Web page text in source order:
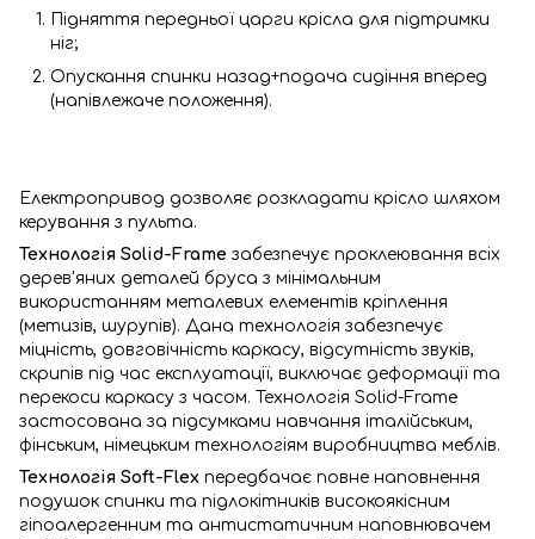
Підняття передньої царги крісла для підтримки
ніг;
Опускання спинки назад+подача сидіння вперед
(напівлежаче положення).
Електропривод дозволяє розкладати крісло шляхом
керування з пульта.
Технологія Solid-Frame забезпечує проклеювання всіх
дерев'яних деталей бруса з мінімальним
використанням металевих елементів кріплення
(метизів, шурупів). Дана технологія забезпечує
міцність, довговічність каркасу, відсутність звуків,
скрипів під час експлуатації, виключає деформації та
перекоси каркасу з часом. Технологія Solid-Frame
застосована за підсумками навчання італійським,
фінським, німецьким технологіям виробництва меблів.
Технологія Soft-Flex передбачає повне наповнення
подушок спинки та підлокітників високоякісним
гіпоалергенним та антистатичним наповнювачем